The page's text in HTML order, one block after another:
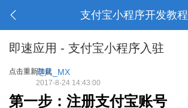
支付宝小程序开发教程
即速应用 - 支付宝小程序入驻
点击重新加载咫尺_MX
2017-8-24 14:43:00
第一步：注册支付宝账号